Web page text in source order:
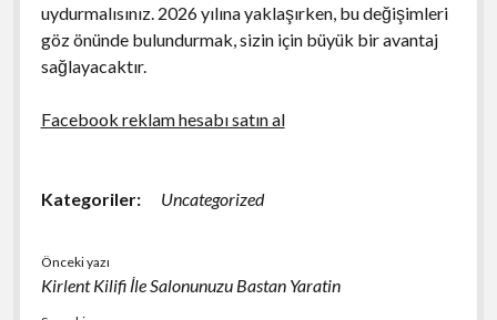
uydurmalısınız. 2026 yılına yaklaşırken, bu değişimleri
göz önünde bulundurmak, sizin için büyük bir avantaj
sağlayacaktır.
Facebook reklam hesabı satın al
Kategoriler: Uncategorized
Önceki yazı
Kirlent Kilifi İle Salonunuzu Bastan Yaratin